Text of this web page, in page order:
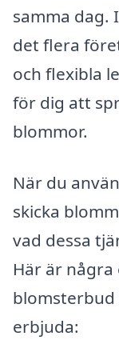
samma dag.
det flera
och flexibla
för dig att
blommor.
När du
skicka
vad dessa
Här är
erbjuda: